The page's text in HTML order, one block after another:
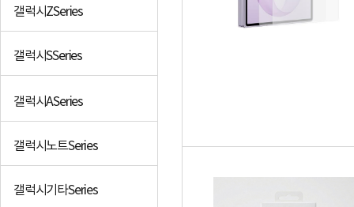
FOXJAIL
갤럭시ZSeries
갤럭시SSeries
갤럭시ASeries
갤럭시노트Series
갤럭시기타Series